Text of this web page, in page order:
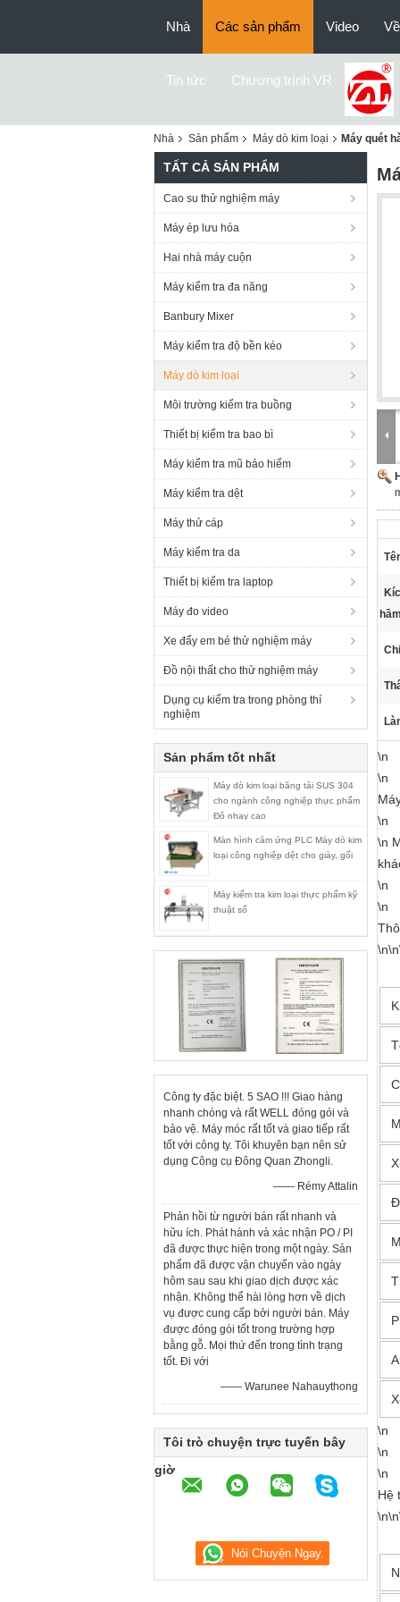
Nhà Các sản phẩm Video
Tin tức Chương trình VR
Nhà Sản phẩm Máy dò kim loại Máy quét
TẤT CẢ SẢN PHẨM
Cao su thử nghiệm máy
Máy ép lưu hóa
Hai nhà máy cuộn
Máy kiểm tra đa năng
Banbury Mixer
Máy kiểm tra độ bền kéo
Máy dò kim loại
Môi trường kiểm tra buồng
Thiết bị kiểm tra bao bì
Máy kiểm tra mũ bảo hiểm
Máy kiểm tra dệt
Máy thử cáp
Máy kiểm tra da
Thiết bị kiểm tra laptop
Máy đo video
Xe đẩy em bé thử nghiệm máy
Đồ nội thất cho thử nghiệm máy
Dụng cụ kiểm tra trong phòng thí
nghiệm
Sản phẩm tốt nhất
Máy dò kim loại băng tải SUS 304
cho ngành công nghiệp thực phẩm
Độ nhạy cao
Màn hình cảm ứng PLC Máy dò kim
loại công nghiệp dệt cho giày, gối
Máy kiểm tra kim loại thực phẩm kỹ
thuật số
Công ty đặc biệt. 5 SAO !!! Giao hàng
nhanh chóng và rất WELL đóng gói và
bảo vệ. Máy móc rất tốt và giao tiếp rất
tốt với công ty. Tôi khuyên bạn nên sử
dụng Công cụ Đông Quan Zhongli.
—— Rémy Attalin
Phản hồi từ người bán rất nhanh và
hữu ích. Phát hành và xác nhận PO / PI
đã được thực hiện trong một ngày. Sản
phẩm đã được vận chuyển vào ngày
hôm sau sau khi giao dịch được xác
nhận. Không thể hài lòng hơn về dịch
vụ được cung cấp bởi người bán. Máy
được đóng gói tốt trong trường hợp
bằng gỗ. Mọi thứ đến trong tình trạng
tốt. Đi với
—— Warunee Nahauythong
Tôi trò chuyện trực tuyến bây
giờ
\n
\n
\n
\n
\n
\n
\n
\n
\n
Hệ